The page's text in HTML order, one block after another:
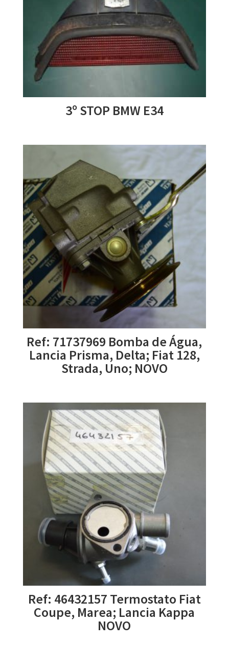
3º STOP BMW E34
Ref: 71737969 Bomba de Água,
Lancia Prisma, Delta; Fiat 128,
Strada, Uno; NOVO
Ref: 46432157 Termostato Fiat
Coupe, Marea; Lancia Kappa
NOVO